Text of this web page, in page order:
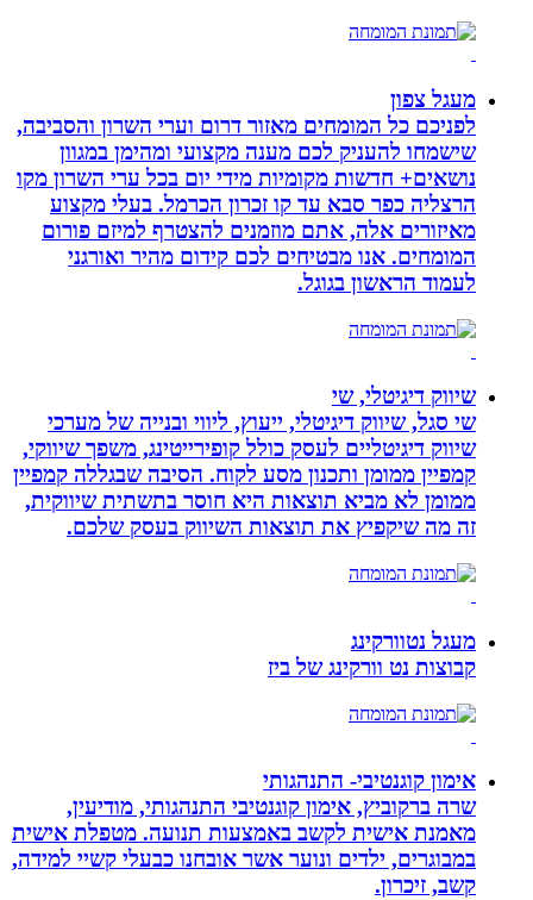
מעגל צפון
לפניכם כל המומחים מאזור דרום וערי השרון והסביבה,
שישמחו להעניק לכם מענה מקצועי ומהימן במגוון
נושאים+ חדשות מקומיות מידי יום בכל ערי השרון מקו
הרצליה כפר סבא עד קו זכרון הכרמל. בעלי מקצוע
מאיזורים אלה, אתם מוזמנים להצטרף למיזם פורום
המומחים. אנו מבטיחים לכם קידום מהיר ואורגני
לעמוד הראשון בגוגל.
שיווק דיגיטלי, שי
שי סגל, שיווק דיגיטלי, ייעוץ, ליווי ובנייה של מערכי
שיווק דיגיטליים לעסק כולל קופירייטינג, משפך שיווקי,
קמפיין ממומן ותכנון מסע לקוח. הסיבה שבגללה קמפיין
ממומן לא מביא תוצאות היא חוסר בתשתית שיווקית,
זה מה שיקפיץ את תוצאות השיווק בעסק שלכם.
מעגל נטוורקינג
קבוצות נט וורקינג של ביז
אימון קוגנטיבי- התנהגותי
שרה ברקוביץ, אימון קוגנטיבי התנהגותי, מודיעין,
מאמנת אישית לקשב באמצעות תנועה. מטפלת אישית
במבוגרים, ילדים ונוער אשר אובחנו כבעלי קשיי למידה,
קשב, זיכרון.